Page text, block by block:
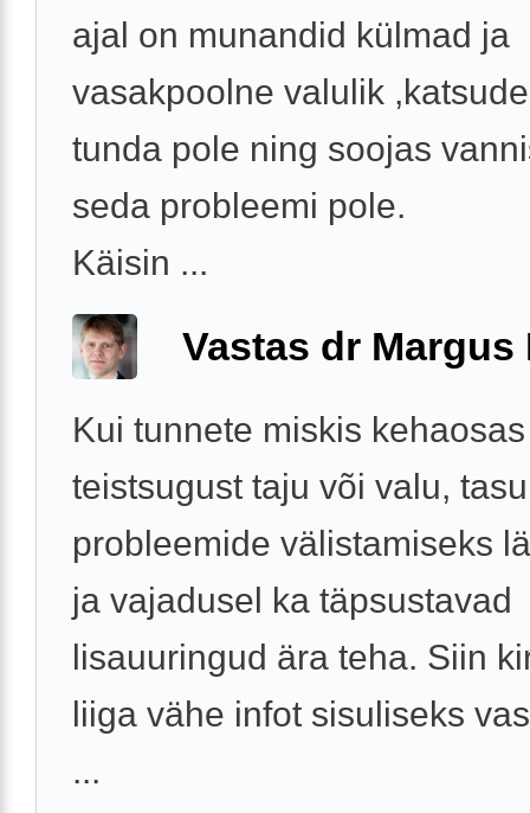
ajal on munandid külmad ja
vasakpoolne valulik
tunda pole ning soojas
seda probleemi pole.
Käisin ...
Vastas dr Margus
Kui tunnete miskis
teistsugust taju või valu,
probleemide välistamiseks
ja vajadusel ka täpsustavad
lisauuringud ära teha. Siin
liiga vähe infot sisuliseks
...